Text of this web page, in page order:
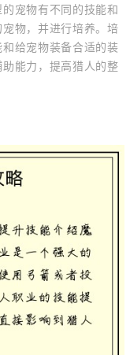
宠物有不同的技能和
物，并进行培养。培
给宠物装备合适的装
能力，提高猎人的整